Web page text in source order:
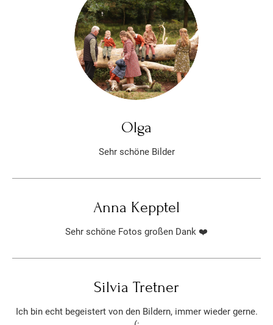
Olga
Sehr schöne Bilder
Anna Kepptel
Sehr schöne Fotos großen Dank ❤️
Silvia Tretner
Ich bin echt begeistert von den Bildern, immer wieder gerne.